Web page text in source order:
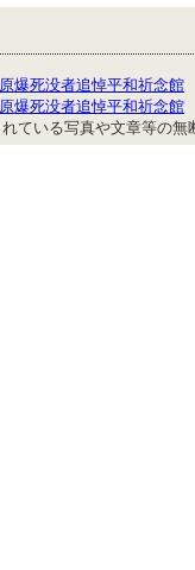
爆死没者追悼平和祈念館
爆死没者追悼平和祈念館
ている写真や文章等の